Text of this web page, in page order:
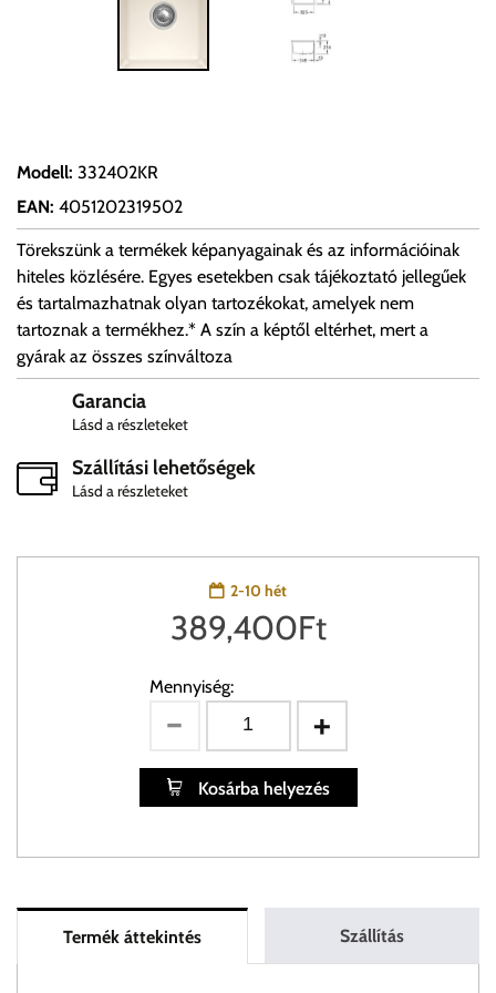
Modell: 332402KR
EAN: 4051202319502
Törekszünk a termékek képanyagainak és az információinak
hiteles közlésére. Egyes esetekben csak tájékoztató jellegűek
és tartalmazhatnak olyan tartozékokat, amelyek nem
tartoznak a termékhez.* A szín a képtől eltérhet, mert a
gyárak az összes színváltoza
Garancia
Lásd a részleteket
Szállítási lehetőségek
Lásd a részleteket
2-10 hét
389,400Ft
Mennyiség:
Kosárba helyezés
Termék áttekintés Szállítás